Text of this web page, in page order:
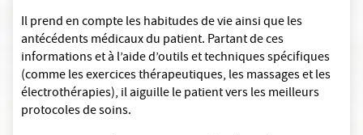
Il prend en compte les habitudes de vie ainsi que les
antécédents médicaux du patient. Partant de ces
informations et à l’aide d’outils et techniques spécifiques
(comme les exercices thérapeutiques, les massages et les
électrothérapies), il aiguille le patient vers les meilleurs
protocoles de soins.